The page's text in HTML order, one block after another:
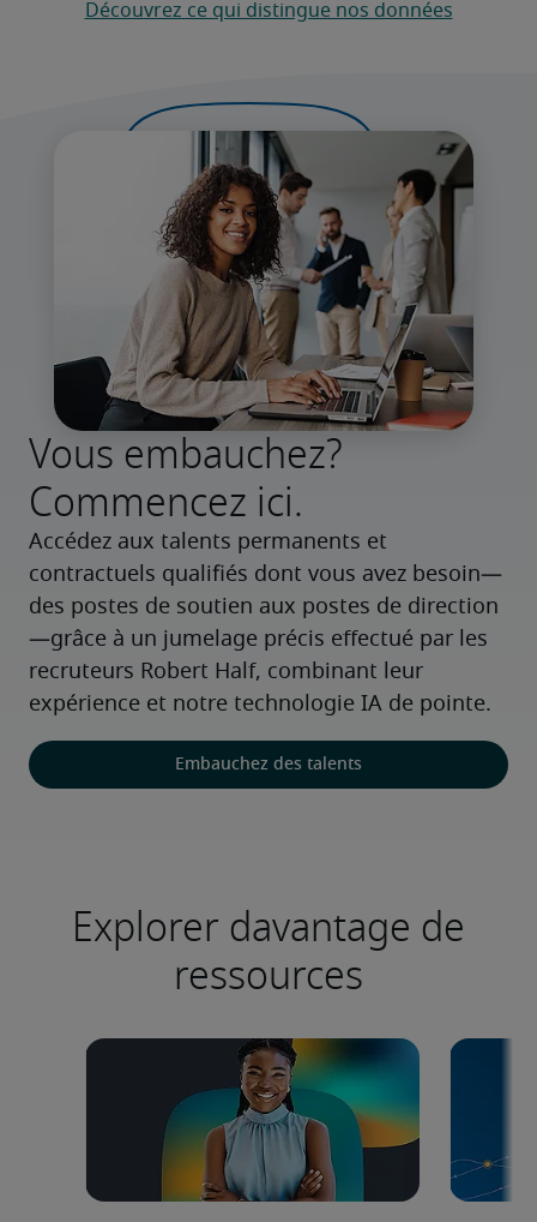
Découvrez ce qui distingue nos données
Vous embauchez?
Commencez ici.
Accédez aux talents permanents et
contractuels qualifiés dont vous avez besoin—
des postes de soutien aux postes de direction
—grâce à un jumelage précis effectué par les
recruteurs Robert Half, combinant leur
expérience et notre technologie IA de pointe.
Embauchez des talents
Explorer davantage de
ressources